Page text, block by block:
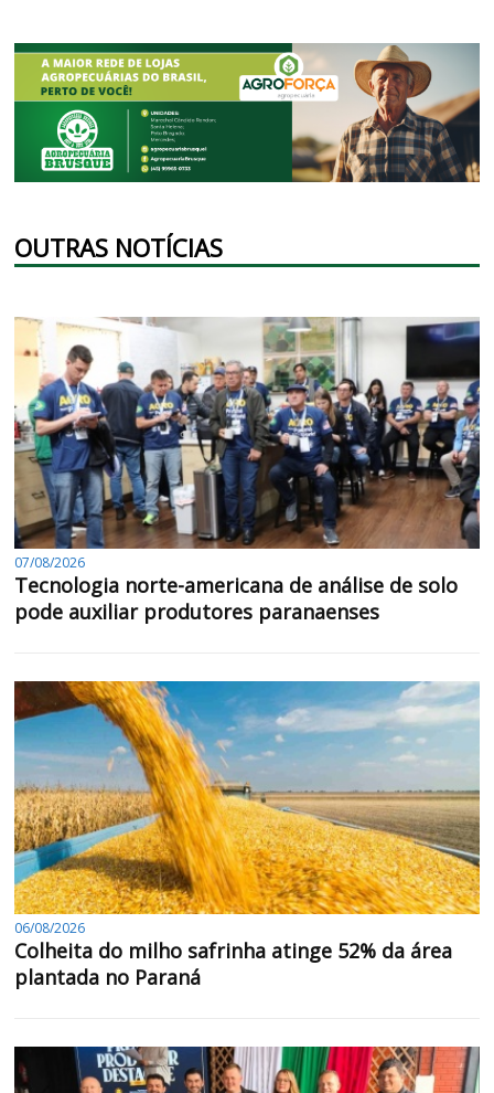
OUTRAS NOTÍCIAS
07/08/2026
Tecnologia norte-americana de análise de solo
pode auxiliar produtores paranaenses
06/08/2026
Colheita do milho safrinha atinge 52% da área
plantada no Paraná